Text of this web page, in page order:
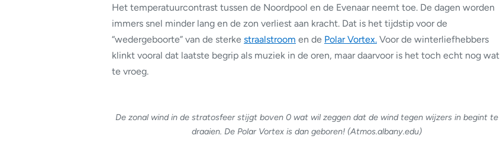
Het temperatuurcontrast tussen de Noordpool en de Evenaar neemt toe. De dagen worden
immers snel minder lang en de zon verliest aan kracht. Dat is het tijdstip voor de
“wedergeboorte” van de sterke straalstroom en de Polar Vortex. Voor de winterliefhebbers
klinkt vooral dat laatste begrip als muziek in de oren, maar daarvoor is het toch echt nog wat
te vroeg.
De zonal wind in de stratosfeer stijgt boven 0 wat wil zeggen dat de wind tegen wijzers in begint te
draaien. De Polar Vortex is dan geboren! (Atmos.albany.edu)